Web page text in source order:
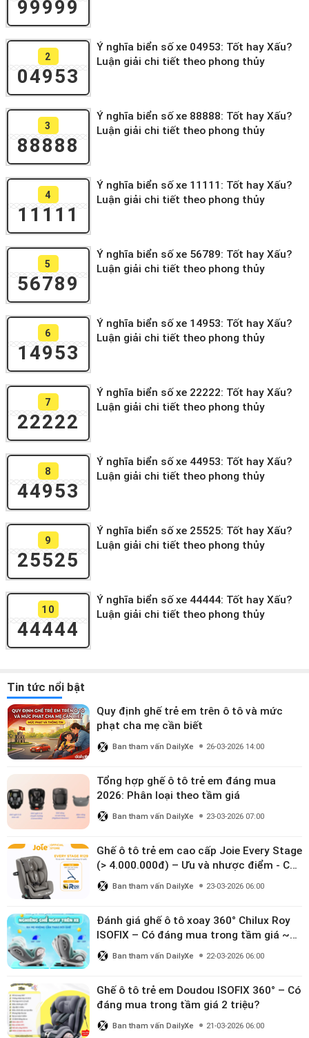
99999
2
04953
Ý nghĩa biển số xe 04953: Tốt hay Xấu?
Luận giải chi tiết theo phong thủy
3
88888
Ý nghĩa biển số xe 88888: Tốt hay Xấu?
Luận giải chi tiết theo phong thủy
4
11111
Ý nghĩa biển số xe 11111: Tốt hay Xấu?
Luận giải chi tiết theo phong thủy
5
56789
Ý nghĩa biển số xe 56789: Tốt hay Xấu?
Luận giải chi tiết theo phong thủy
6
14953
Ý nghĩa biển số xe 14953: Tốt hay Xấu?
Luận giải chi tiết theo phong thủy
7
22222
Ý nghĩa biển số xe 22222: Tốt hay Xấu?
Luận giải chi tiết theo phong thủy
8
44953
Ý nghĩa biển số xe 44953: Tốt hay Xấu?
Luận giải chi tiết theo phong thủy
9
25525
Ý nghĩa biển số xe 25525: Tốt hay Xấu?
Luận giải chi tiết theo phong thủy
10
44444
Ý nghĩa biển số xe 44444: Tốt hay Xấu?
Luận giải chi tiết theo phong thủy
Tin tức nổi bật
Quy định ghế trẻ em trên ô tô và mức
phạt cha mẹ cần biết
Ban tham vấn DailyXe 26-03-2026 14:00
Tổng hợp ghế ô tô trẻ em đáng mua
2026: Phân loại theo tầm giá
Ban tham vấn DailyXe 23-03-2026 07:00
Ghế ô tô trẻ em cao cấp Joie Every Stage
(> 4.000.000đ) – Ưu và nhược điểm - Có
đáng đầu tư cho bé từ 0–12 tuổi?
Ban tham vấn DailyXe 23-03-2026 06:00
Đánh giá ghế ô tô xoay 360° Chilux Roy
ISOFIX – Có đáng mua trong tầm giá ~3
triệu
Ban tham vấn DailyXe 22-03-2026 06:00
Ghế ô tô trẻ em Doudou ISOFIX 360° – Có
đáng mua trong tầm giá 2 triệu?
Ban tham vấn DailyXe 21-03-2026 06:00